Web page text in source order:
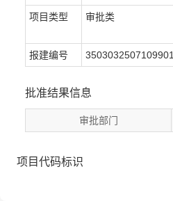
项目类型 审批类
报建编号 3503032507109901
批准结果信息
审批部门
项目代码标识